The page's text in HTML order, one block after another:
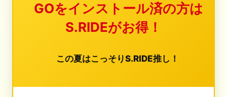
GOをインストール済の方は
S.RIDEがお得！
この夏はこっそりS.RIDE推し！